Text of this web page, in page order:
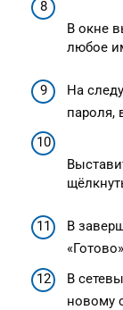
В окне
любое
На
пароля,
В
В
новому